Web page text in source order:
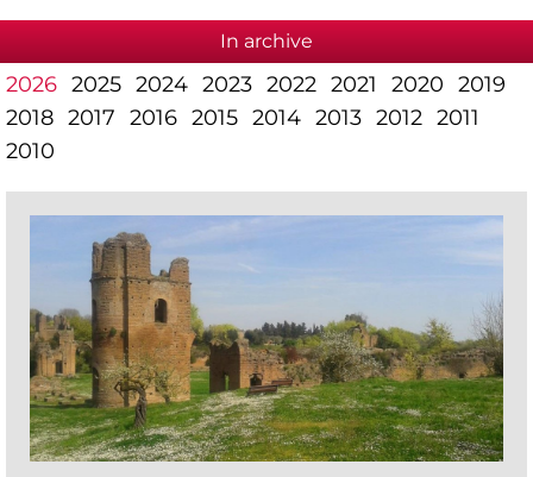
In archive
2026 2025 2024 2023 2022 2021 2020 2019
2018 2017 2016 2015 2014 2013 2012 2011
2010